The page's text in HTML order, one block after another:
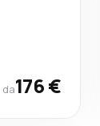
da176 €